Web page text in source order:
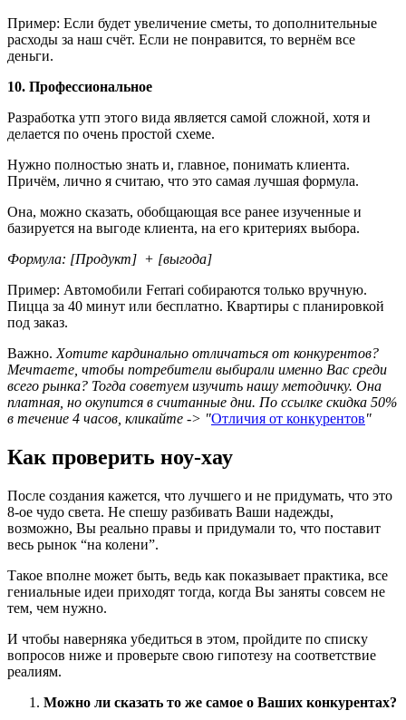
Пример: Если будет увеличение сметы, то дополнительные
расходы за наш счёт. Если не понравится, то вернём все
деньги.
10. Профессиональное
Разработка утп этого вида является самой сложной, хотя и
делается по очень простой схеме.
Нужно полностью знать и, главное, понимать клиента.
Причём, лично я считаю, что это самая лучшая формула.
Она, можно сказать, обобщающая все ранее изученные и
базируется на выгоде клиента, на его критериях выбора.
Формула: [Продукт] + [выгода]
Пример: Автомобили Ferrari собираются только вручную.
Пицца за 40 минут или бесплатно. Квартиры с планировкой
под заказ.
Важно. Хотите кардинально отличаться от конкурентов?
Мечтаете, чтобы потребители выбирали именно Вас среди
всего рынка? Тогда советуем изучить нашу методичку. Она
платная, но окупится в считанные дни. По ссылке скидка 50%
в течение 4 часов, кликайте -> "Отличия от конкурентов"
Как проверить ноу-хау
После создания кажется, что лучшего и не придумать, что это
8-ое чудо света. Не спешу разбивать Ваши надежды,
возможно, Вы реально правы и придумали то, что поставит
весь рынок “на колени”.
Такое вполне может быть, ведь как показывает практика, все
гениальные идеи приходят тогда, когда Вы заняты совсем не
тем, чем нужно.
И чтобы наверняка убедиться в этом, пройдите по списку
вопросов ниже и проверьте свою гипотезу на соответствие
реалиям.
Можно ли сказать то же самое о Ваших конкурентах?